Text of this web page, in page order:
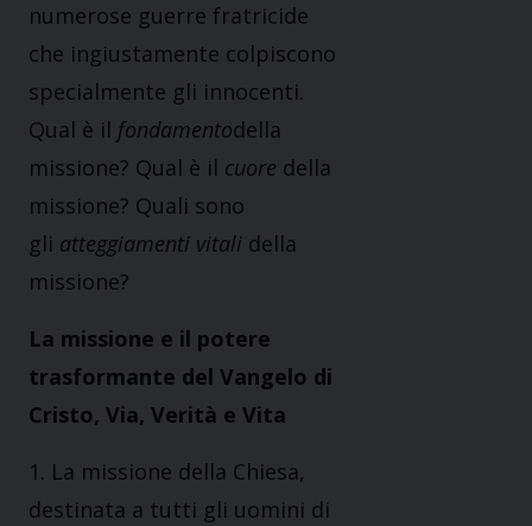
numerose guerre fratricide
che ingiustamente colpiscono
specialmente gli innocenti.
Qual è il fondamentodella
missione? Qual è il cuore della
missione? Quali sono
gli atteggiamenti vitali della
missione?
La missione e il potere
trasformante del Vangelo di
Cristo, Via, Verità e Vita
1. La missione della Chiesa,
destinata a tutti gli uomini di